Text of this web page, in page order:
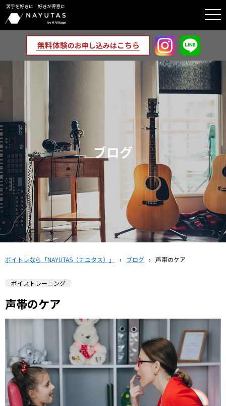
苦手を好きに 好きが得意に
ブログ
ボイトレなら「NAYUTAS（ナユタス）」 › ブログ › 声帯のケア
ボイストレーニング
声帯のケア